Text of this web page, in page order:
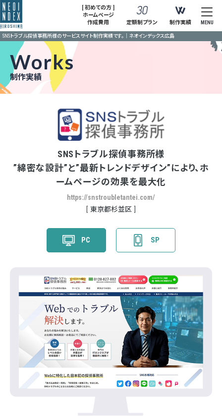
[ 初めての方 ]
ホームページ
作成費用
定額制プラン 制作実績 MENU
SNSトラブル探偵事務所様のサービスサイト制作実績です。｜ネオインデックス広島
Works
制作実績
SNSトラブル探偵事務所様
”綿密な設計”と”最新トレンドデザイン”により、ホ
ームページの効果を最大化
https://snstroubletantei.com/
東京都杉並区
PC SP